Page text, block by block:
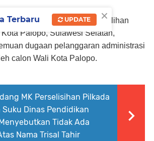
Badan Pengawas Pemilihan
Palopo, Sulawesi Selatan,
dugaan pelanggaran administrasi
calon Wali Kota Palopo.
MK Perselisihan Pilkada
Suku Dinas Pendidikan
Tidak Ada
Nama Trisal Tahir
×
Terbaru UPDATE